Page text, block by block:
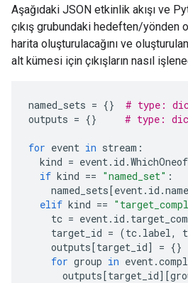
Aşağıdaki JSON etkinlik akışı ve
çıkış grubundaki hedeften/yönden
harita oluşturulacağını ve
alt kümesi için çıkışların nasıl
named_sets = {}
# type:
outputs = {} # type:
for event in stream :
kind = event . id .WhichOneof
if kind == "named_set" :
named_sets[event . id .
elif kind ==
tc = event . id .
target_id = (tc. label ,
outputs[target_id] = {}
for group in event .
outputs[target_id][